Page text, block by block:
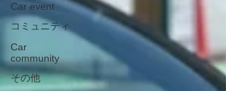
Car event
コミュニティ
Car
community
その他